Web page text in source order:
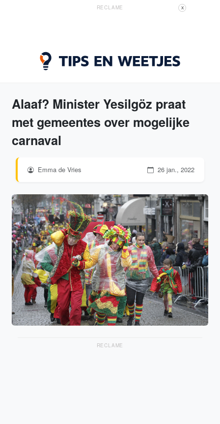
RECLAME X
Alaaf? Minister Yesilgöz praat
met gemeentes over mogelijke
carnaval
Emma de Vries 26 jan., 2022
RECLAME